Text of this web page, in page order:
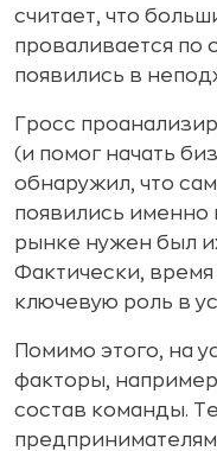
считает, что
проваливается по
появились в
Гросс
(и помог начать
обнаружил, что
появились именно
рынке нужен был
Фактически,
ключевую роль в
Помимо этого, на
факторы,
состав команды.
предпринимателям